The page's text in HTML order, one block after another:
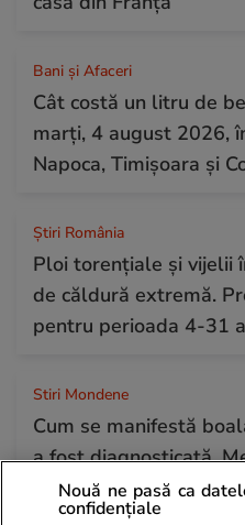
Bani și Afaceri
Cât costă un litru de
marți, 4 august 2026,
Napoca, Timișoara și
Știri România
Ploi torențiale și vijelii
de căldură extremă.
pentru perioada 4-31
Stiri Mondene
Cum se manifestă
a fost diagnosticată.
primite de la Dan
Nouă ne pasă ca
confidențiale